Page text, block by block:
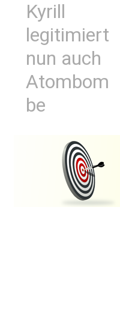
Kyrill
legitimiert
nun auch
Atombom
be